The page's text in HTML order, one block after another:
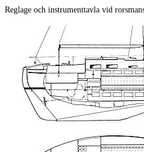
Reglage och instrumenttavla vid